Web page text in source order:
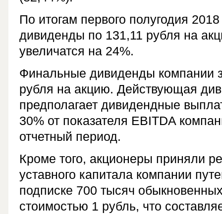
По итогам первого полугодия
дивиденды по 131,11 рубля на
увеличатся на 24%.
Финальные дивиденды компании
рубля на акцию. Действующая
предполагает дивидендные
30% от показателя EBITDA
отчетный период.
Кроме того, акционеры приняли
уставного капитала компании
подписке 700 тысяч
стоимостью 1 рубль, что